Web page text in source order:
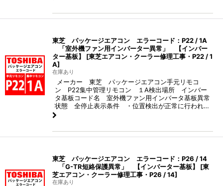
東芝 パッケージエアコン エラーコード：P22 / 1A
「室外機ファン用インバーター異常」 【インバー
ター基板】
[東芝エアコン・クーラー修理工事・P22 / 1
A]
在庫あり
メーカー 東芝 パッケージエアコン手元リモコ
ン P22集中管理リモコン １A検出場所 インバー
タ基板コード名 室外機ファン用インバータ基板異常
状態 全停止表示条件 ・位置検出が正常に行われ…
東芝 パッケージエアコン エラーコード：P26 / 14
「G-TR短絡保護異常」 【インバーター基板】
[東
芝エアコン・クーラー修理工事・P26 / 14]
在庫あり